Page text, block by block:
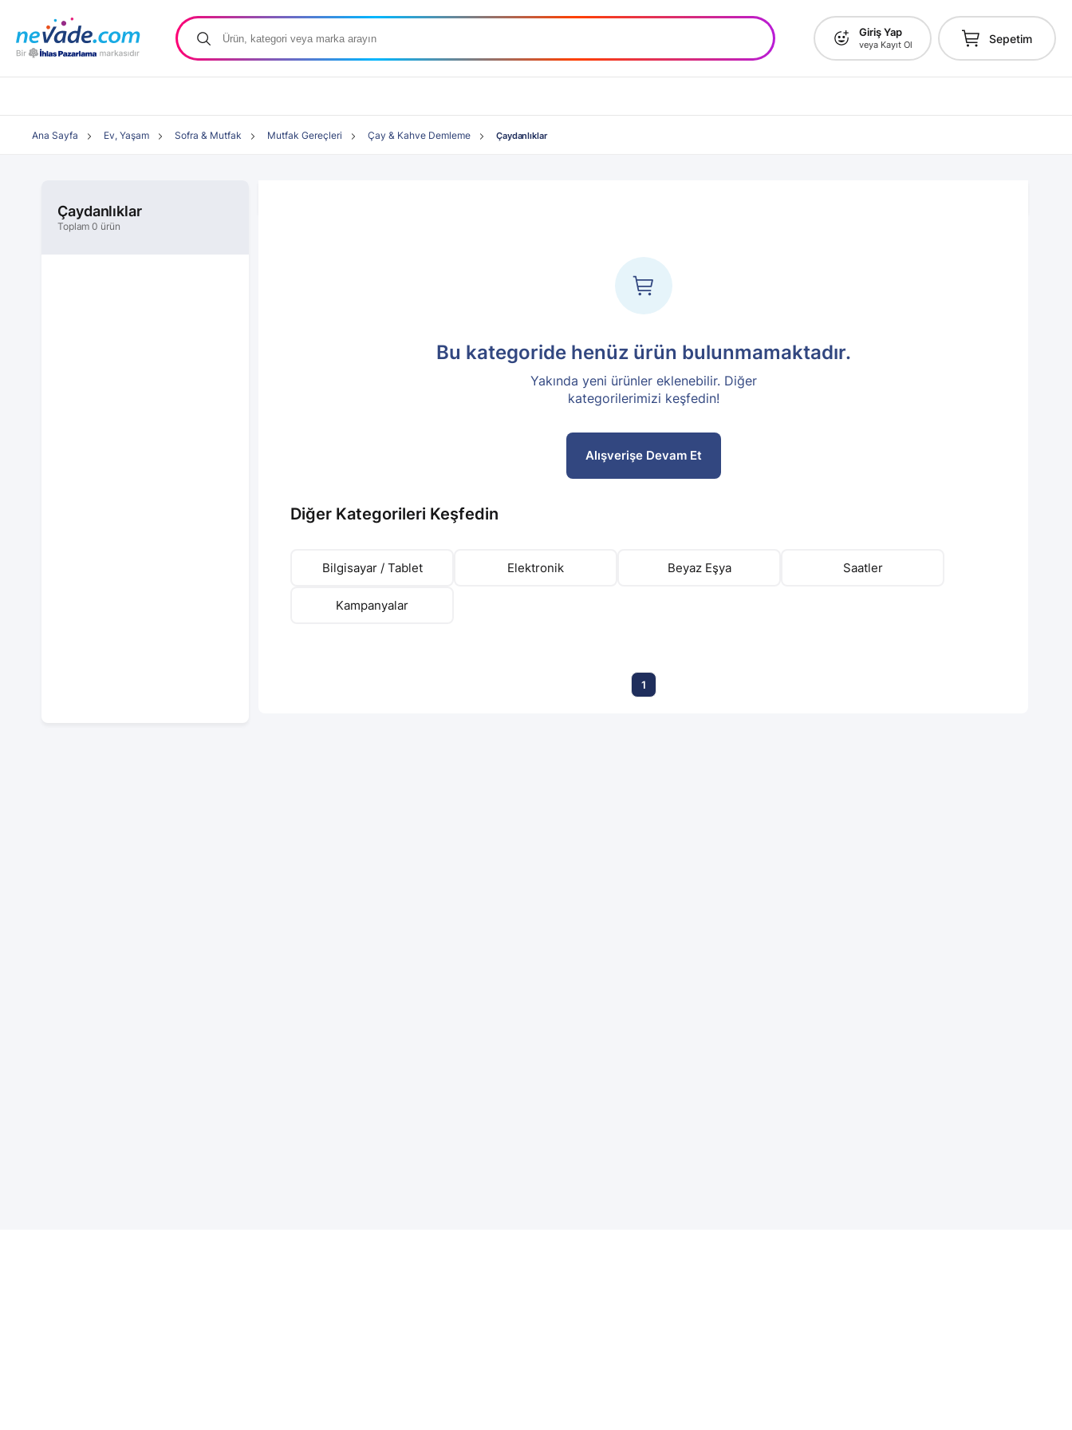
Giriş Yap
veya Kayıt Ol Sepetim
Ana Sayfa Ev, Yaşam Sofra & Mutfak Mutfak Gereçleri Çay & Kahve Demleme Çaydanlıklar
Çaydanlıklar
Toplam 0 ürün
Bu kategoride henüz ürün bulunmamaktadır.
Yakında yeni ürünler eklenebilir. Diğer
kategorilerimizi keşfedin!
Alışverişe Devam Et
Diğer Kategorileri Keşfedin
Bilgisayar / Tablet Elektronik Beyaz Eşya Saatler
Kampanyalar
1